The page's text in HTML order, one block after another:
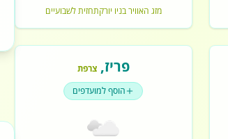
מזג האוויר בניו יורקתחזית לשבועיים
פריז,צרפת
הוסף למועדפים